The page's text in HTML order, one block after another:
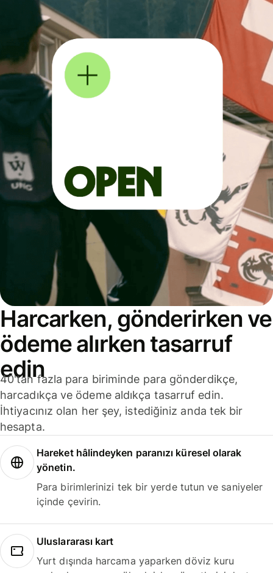
Harcarken, gönderirken ve
ödeme alırken tasarruf
edin
40'tan fazla para biriminde para gönderdikçe,
harcadıkça ve ödeme aldıkça tasarruf edin.
İhtiyacınız olan her şey, istediğiniz anda tek bir
hesapta.
Hareket hâlindeyken paranızı küresel olarak
yönetin.
Para birimlerinizi tek bir yerde tutun ve saniyeler
içinde çevirin.
Uluslararası kart
Yurt dışında harcama yaparken döviz kuru